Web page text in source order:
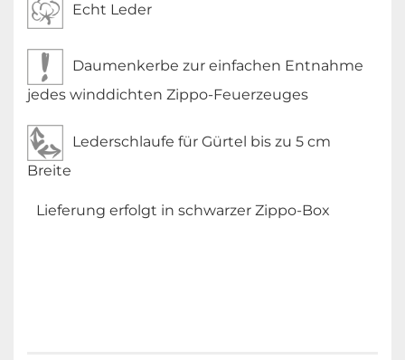
Echt Leder
Daumenkerbe zur einfachen Entnahme
jedes winddichten Zippo-Feuerzeuges
Lederschlaufe für Gürtel bis zu 5 cm
Breite
Lieferung erfolgt in schwarzer Zippo-Box